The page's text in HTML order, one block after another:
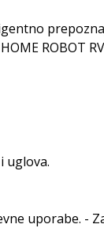
ROBOT
uglova.
uporabe. -